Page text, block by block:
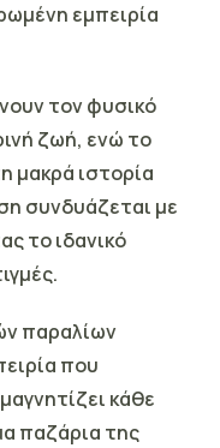
εμπειρία
τον φυσικό
ζωή, ενώ το
μακρά ιστορία
συνδυάζεται με
το ιδανικό
παραλίων
που
κάθε
παζάρια της